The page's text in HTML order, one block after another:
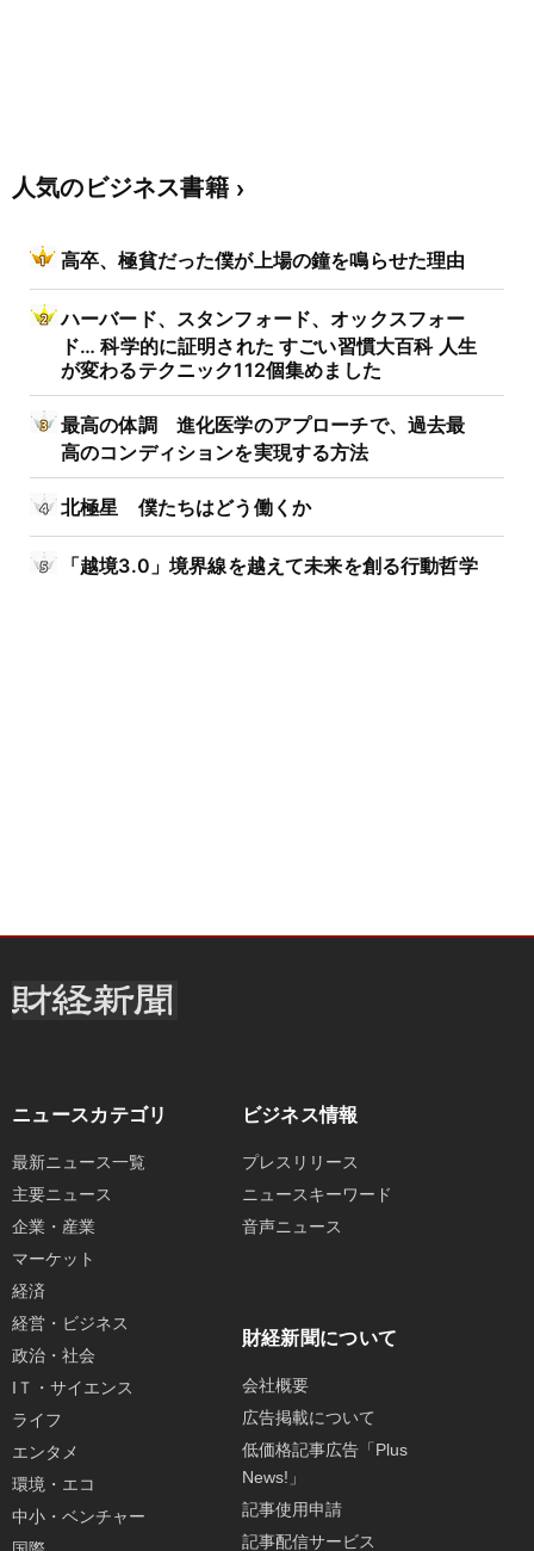
人気のビジネス書籍
高卒、極貧だった僕が上場の鐘を鳴らせた理由
ハーバード、スタンフォード、オックスフォー
ド… 科学的に証明された すごい習慣大百科 人生
が変わるテクニック112個集めました
最高の体調 進化医学のアプローチで、過去最
高のコンディションを実現する方法
北極星 僕たちはどう働くか
「越境3.0」境界線を越えて未来を創る行動哲学
ニュースカテゴリ
最新ニュース一覧
主要ニュース
企業・産業
マーケット
経済
経営・ビジネス
政治・社会
IＴ・サイエンス
ライフ
エンタメ
環境・エコ
中小・ベンチャー
ビジネス情報
プレスリリース
ニュースキーワード
音声ニュース
財経新聞について
会社概要
広告掲載について
低価格記事広告「Plus
News!」
記事使用申請
記事配信サービス